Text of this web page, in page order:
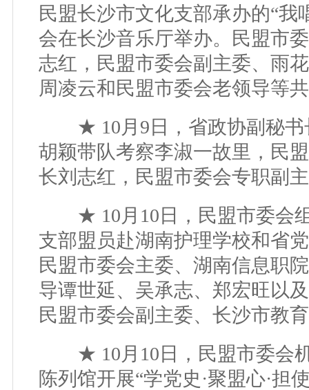
民盟长沙市文化支部承办的“
会在长沙音乐厅举办。民盟市
志红，民盟市委会副主委、雨
周凌云和民盟市委会老领导等
★ 10月9日，省政协副秘书
胡颖带队考察李淑一故里，民
长刘志红，民盟市委会专职副
★ 10月10日，民盟市委会组
支部盟员赴湖南护理学校和省
民盟市委会主委、湖南信息职
导谭世延、吴承志、郑宏旺以
民盟市委会副主委、长沙市教
★ 10月10日，民盟市委会机
陈列馆开展“学党史·聚盟心·担